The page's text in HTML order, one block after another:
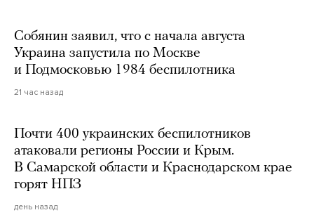
Собянин заявил, что с начала августа
Украина запустила по Москве
и Подмосковью 1984 беспилотника
21 час назад
Почти 400 украинских беспилотников
атаковали регионы России и Крым.
В Самарской области и Краснодарском крае
горят НПЗ
день назад